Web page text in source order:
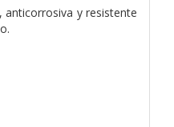
anticorrosiva y resistente